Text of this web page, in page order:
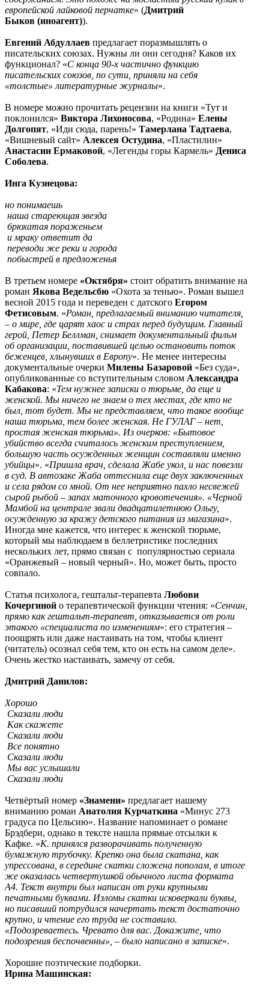
европейской лайковой перчатке» (Дмитрий
Быков (иноагент)).
Евгений Абдуллаев предлагает поразмышлять о
писательских союзах. Нужны ли они сегодня? Каков их
функционал? «С конца 90-х частично функцию
писательских союзов, по сути, приняли на себя
«толстые» литературные журналы».
В номере можно прочитать рецензии на книги «Тут и
поклонился» Виктора Лихоносова, «Родина» Елены
Долгопят, «Иди сюда, парень!» Тамерлана Тадтаева,
«Вишневый сайт» Алексея Остудина, «Пластилин»
Анастасии Ермаковой, «Легенды горы Кармель» Дениса
Соболева.
Инга Кузнецова:
но понимаешь
наша стареющая звезда
брюхатая пораженьем
и мраку ответит да
переводи же реки и города
побыстрей в предложенья
В третьем номере «Октября» стоит обратить внимание на
роман Якова Ведельсбю «Охота за тенью». Роман вышел
весной 2015 года и переведен с датского Егором
Фетисовым. «Роман, предлагаемый вниманию читателя,
– о мире, где царят хаос и страх перед будущим. Главный
герой, Петер Беллман, снимает документальный фильм
об организации, поставившей целью остановить поток
беженцев, хлынувших в Европу». Не менее интересны
документальные очерки Милены Базаровой «Без суда»,
опубликованные со вступительным словом Александра
Кабакова: «Тем нужнее записки о тюрьме, да еще и
женской. Мы ничего не знаем о тех местах, где кто не
был, тот будет. Мы не представляем, что такое вообще
наша тюрьма, тем более женская. Не ГУЛАГ – нет,
простая женская тюрьма». Из очерков: «Бытовое
убийство всегда считалось женским преступлением,
большую часть осужденных женщин составляли именно
убийцы». «Пришла врач, сделала Жабе укол, и нас повезли
в суд. В автозаке Жаба оттеснила еще двух заключенных
и села рядом со мной. От нее неприятно пахло несвежей
сырой рыбой – запах маточного кровотечения». «Черной
Мамбой на централе звали двадцатилетнюю Ольгу,
осужденную за кражу детского питания из магазина».
Иногда мне кажется, что интерес к женской тюрьме,
который мы наблюдаем в беллетристике последних
нескольких лет, прямо связан с популярностью сериала
«Оранжевый – новый черный». Но, может быть, просто
совпало.
Статья психолога, гештальт-терапевта Любови
Кочергиной о терапевтической функции чтения: «Сенчин
прямо как гештальт-терапевт, отказывается от роли
этакого «специалиста по изменениям»: его стратегия –
поощрять или даже настаивать на том, чтобы клиент
(читатель) осознал себя тем, кто он есть на самом деле».
Очень жестко настаивать, замечу от себя.
Дмитрий Данилов:
Хорошо
Сказали люди
Как скажете
Сказали люди
Все понятно
Сказали люди
Мы вас услышали
Сказали люди
Четвёртый номер «Знамени» предлагает нашему
вниманию роман Анатолия Курчаткина «Минус 273
градуса по Цельсию». Название напоминает о романе
Брэдбери, однако в тексте нашла прямые отсылки к
Кафке. «К. принялся разворачивать полученную
бумажную трубочку. Крепко она была скатана, как
упрессована, в середине скатки сложена пополам, в итоге
же оказалась четвертушкой обычного листа формата
А4. Текст внутри был написан от руки крупными
печатными буквами. Изломы скатки исковеркали буквы,
но писавший потрудился начертать текст достаточно
крупно, и чтение его труда не составило.
«Подозреваетесь. Чревато для вас. Докажите, что
подозрения беспочвенны», – было написано в записке».
Хорошие поэтические подборки.
Ирина Машинская: